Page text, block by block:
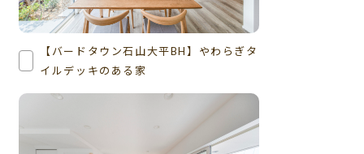
【バードタウン石山大平BH】やわらぎタ
イルデッキのある家